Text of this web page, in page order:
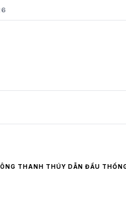
THANH THÚY DẪN ĐẦU